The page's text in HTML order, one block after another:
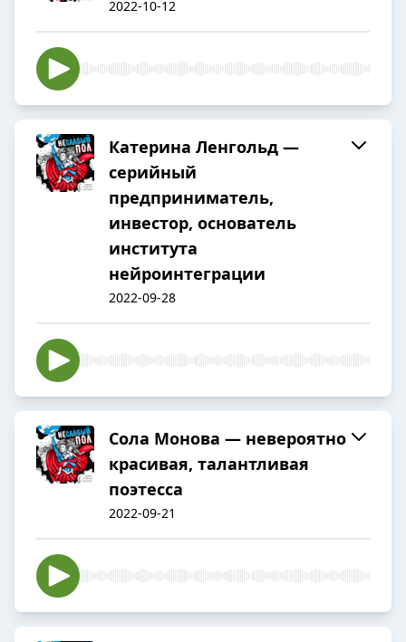
2022-10-12
Катерина Ленгольд —
серийный
предприниматель,
инвестор, основатель
института
нейроинтеграции
2022-09-28
Сола Монова — невероятно
красивая, талантливая
поэтесса
2022-09-21